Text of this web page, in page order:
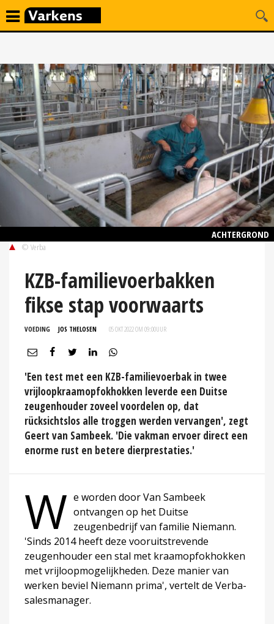
ACHTERGROND
© Verba
KZB-familievoerbakken
fikse stap voorwaarts
VOEDING JOS THELOSEN 05 OKT 2022 OM 09:00UUR
'Een test met een KZB-familievoerbak in twee
vrijloopkraamopfokhokken leverde een Duitse
zeugenhouder zoveel voordelen op, dat
rücksichtslos alle troggen werden vervangen', zegt
Geert van Sambeek. 'Die vakman ervoer direct een
enorme rust en betere dierprestaties.'
W e worden door Van Sambeek
ontvangen op het Duitse
zeugenbedrijf van familie Niemann.
'Sinds 2014 heeft deze vooruitstrevende
zeugenhouder een stal met kraamopfokhokken
met vrijloopmogelijkheden. Deze manier van
werken beviel Niemann prima', vertelt de Verba-
salesmanager.